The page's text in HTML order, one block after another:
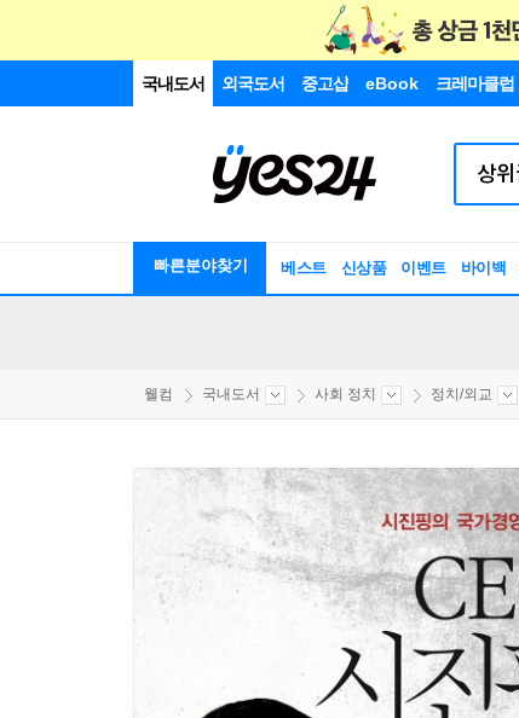
국내도서 외국도서 중고샵 eBook 크레마클럽
빠른분야찾기 베스트 신상품 이벤트 바이백
웰컴 국내도서 사회 정치 정치/외교